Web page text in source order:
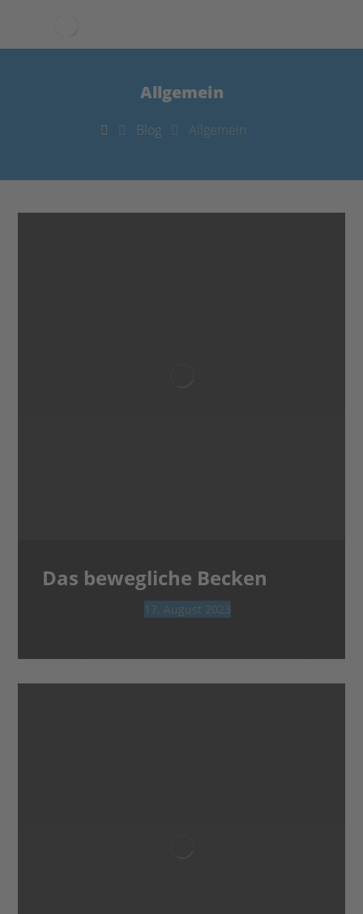
Allgemein
Blog Allgemein
Das bewegliche Becken
17. August 2023